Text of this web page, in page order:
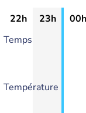
22h 23h 00h
Temps
Température